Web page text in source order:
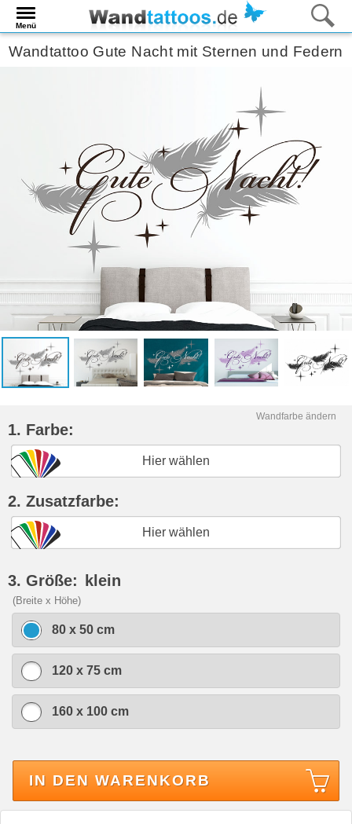
Menü
Wandtattoo Gute Nacht mit Sternen und Federn
Wandfarbe ändern
1. Farbe:
Hier wählen
2. Zusatzfarbe:
Hier wählen
3. Größe: klein
(Breite x Höhe)
80 x 50 cm
120 x 75 cm
160 x 100 cm
IN DEN WARENKORB